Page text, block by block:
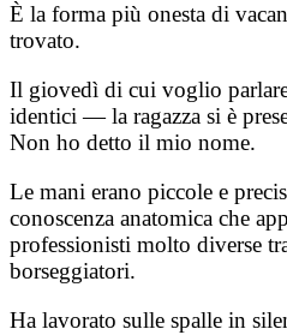
È la forma più onesta di
trovato.
Il giovedì di cui voglio
identici — la ragazza si è
Non ho detto il mio nome.
Le mani erano piccole e
conoscenza anatomica che
professionisti molto diverse
borseggiatori.
Ha lavorato sulle spalle in